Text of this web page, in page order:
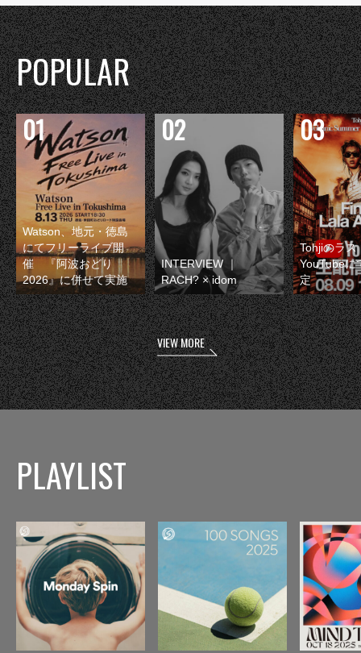
POPULAR
Watson、地元・徳島
にてフリーライブ開
催 『阿波おどり
2026』に併せて実施
INTERVIEW ｜
RACH? × idom
Tohjiのラス
YouTubeに
定
VIEW MORE
PLAYLIST